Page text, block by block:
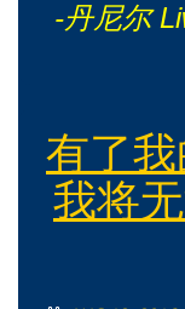
-丹尼尔
有了我
我将